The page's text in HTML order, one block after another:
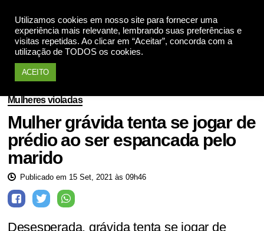
Utilizamos cookies em nosso site para fornecer uma
experiência mais relevante, lembrando suas preferências e
visitas repetidas. Ao clicar em “Aceitar”, concorda com a
utilização de TODOS os cookies.
ACEITO
Mulheres violadas
Mulher grávida tenta se jogar de
prédio ao ser espancada pelo
marido
Publicado em 15 Set, 2021 às 09h46
Desesperada, grávida tenta se jogar de